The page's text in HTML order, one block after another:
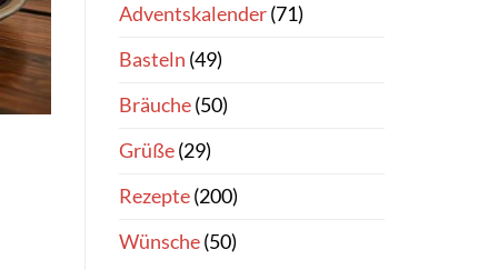
Adventskalender(71)
Basteln (49)
Bräuche(50)
Grüße(29)
Rezepte(200)
Wünsche(50)